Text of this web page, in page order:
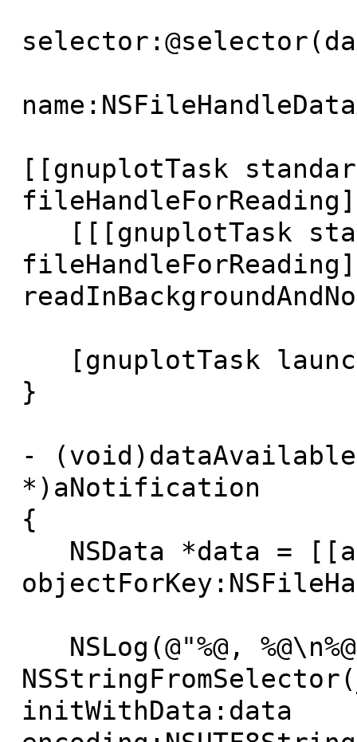
[[gnuplotTask
[[[gnuplotTask
fileHandleForReading]
[gnuplotTask
}
-
*)aNotification
{
NSData *data =
NSLog(@"%@,
initWithData:data